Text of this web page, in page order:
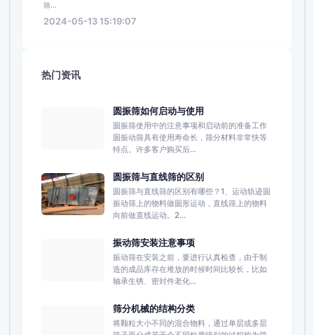
筛...
2024-05-13 15:19:07
热门资讯
圆振筛如何启动与使用
圆振筛使用中的注意事项和启动前的准备工作
圆振动筛具有使用寿命长，筛分材料非常快等
特点。许多客户购买后...
圆振筛与直线筛的区别
圆振筛与直线筛的区别有哪些？1、运动轨迹圆
振动筛上的物料做圆形运动，直线筛上的物料
向前做直线运动。2...
振动筛安装注意事项
振动筛在安装之前，要进行认真检查，由于制
造的成品库存在堆放的时候时间比较长，比如
轴承生锈、密封件老化...
筛分机械的结构分类
将颗粒大小不同的混合物料，通过单层或多层